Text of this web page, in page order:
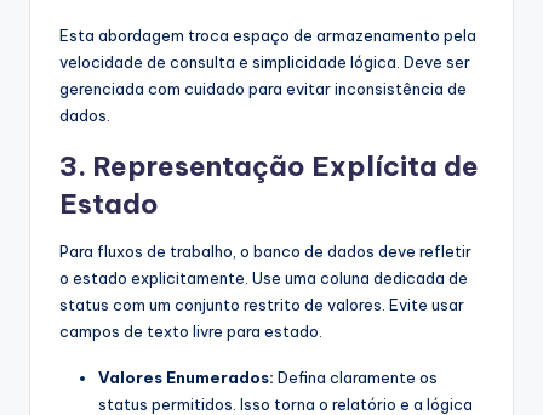
Esta abordagem troca espaço de armazenamento pela
velocidade de consulta e simplicidade lógica. Deve ser
gerenciada com cuidado para evitar inconsistência de
dados.
3. Representação Explícita de
Estado
Para fluxos de trabalho, o banco de dados deve refletir
o estado explicitamente. Use uma coluna dedicada de
status com um conjunto restrito de valores. Evite usar
campos de texto livre para estado.
Valores Enumerados: Defina claramente os
status permitidos. Isso torna o relatório e a lógica